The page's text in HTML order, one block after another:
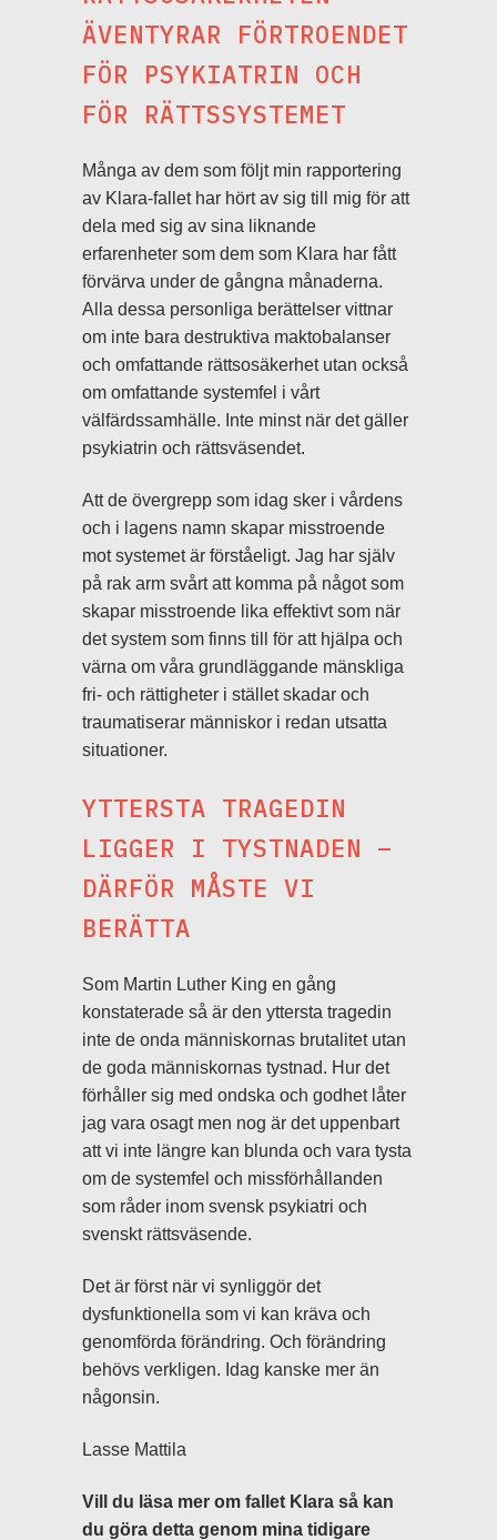
ÄVENTYRAR FÖRTROENDET
FÖR PSYKIATRIN OCH
FÖR RÄTTSSYSTEMET
Många av dem som följt min rapportering
av Klara-fallet har hört av sig till mig för att
dela med sig av sina liknande
erfarenheter som dem som Klara har fått
förvärva under de gångna månaderna.
Alla dessa personliga berättelser vittnar
om inte bara destruktiva maktobalanser
och omfattande rättsosäkerhet utan också
om omfattande systemfel i vårt
välfärdssamhälle. Inte minst när det gäller
psykiatrin och rättsväsendet.
Att de övergrepp som idag sker i vårdens
och i lagens namn skapar misstroende
mot systemet är förståeligt. Jag har själv
på rak arm svårt att komma på något som
skapar misstroende lika effektivt som när
det system som finns till för att hjälpa och
värna om våra grundläggande mänskliga
fri- och rättigheter i stället skadar och
traumatiserar människor i redan utsatta
situationer.
YTTERSTA TRAGEDIN
LIGGER I TYSTNADEN –
DÄRFÖR MÅSTE VI
BERÄTTA
Som Martin Luther King en gång
konstaterade så är den yttersta tragedin
inte de onda människornas brutalitet utan
de goda människornas tystnad. Hur det
förhåller sig med ondska och godhet låter
jag vara osagt men nog är det uppenbart
att vi inte längre kan blunda och vara tysta
om de systemfel och missförhållanden
som råder inom svensk psykiatri och
svenskt rättsväsende.
Det är först när vi synliggör det
dysfunktionella som vi kan kräva och
genomförda förändring. Och förändring
behövs verkligen. Idag kanske mer än
någonsin.
Lasse Mattila
Vill du läsa mer om fallet Klara så kan
du göra detta genom mina tidigare